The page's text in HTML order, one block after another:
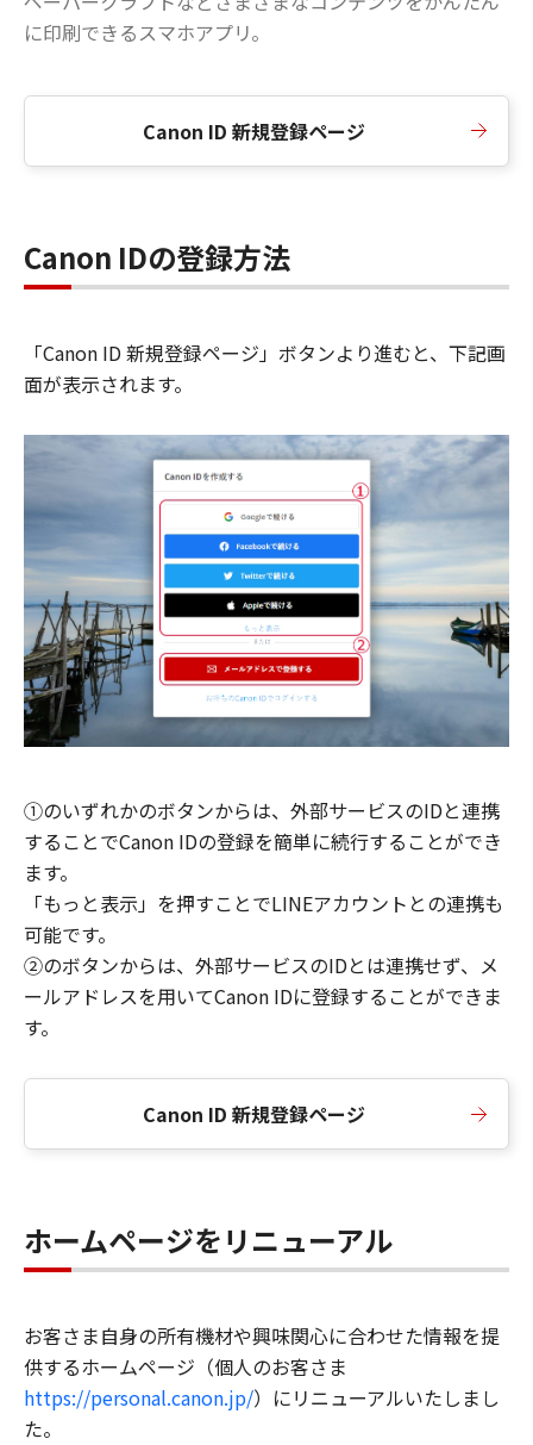
に印刷できるスマホアプリ。
Canon ID 新規登録ページ
Canon IDの登録方法
「Canon ID 新規登録ページ」ボタンより進むと、下記画
面が表示されます。
①のいずれかのボタンからは、外部サービスのIDと連携
することでCanon IDの登録を簡単に続行することができ
ます。
「もっと表示」を押すことでLINEアカウントとの連携も
可能です。
②のボタンからは、外部サービスのIDとは連携せず、メ
ールアドレスを用いてCanon IDに登録することができま
す。
Canon ID 新規登録ページ
ホームページをリニューアル
お客さま自身の所有機材や興味関心に合わせた情報を提
供するホームページ（個人のお客さま
https://personal.canon.jp/）にリニューアルいたしまし
た。